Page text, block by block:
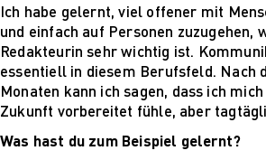
Ich habe gelernt, viel offener mit
und einfach auf Personen zuzugehen,
Redakteurin sehr wichtig ist.
essentiell in diesem Berufsfeld. Nach
Monaten kann ich sagen, dass ich
Zukunft vorbereitet fühle, aber
Was hast du zum Beispiel gelernt?